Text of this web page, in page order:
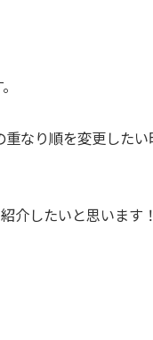
なり順を変更した
介したいと思います！